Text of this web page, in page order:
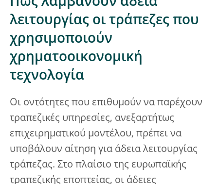
λειτουργίας οι τράπεζες που
χρησιμοποιούν
χρηματοοικονομική
τεχνολογία
Οι οντότητες που επιθυμούν να παρέχουν
τραπεζικές υπηρεσίες, ανεξαρτήτως
επιχειρηματικού μοντέλου, πρέπει να
υποβάλουν αίτηση για άδεια λειτουργίας
τράπεζας. Στο πλαίσιο της ευρωπαϊκής
τραπεζικής εποπτείας, οι άδειες